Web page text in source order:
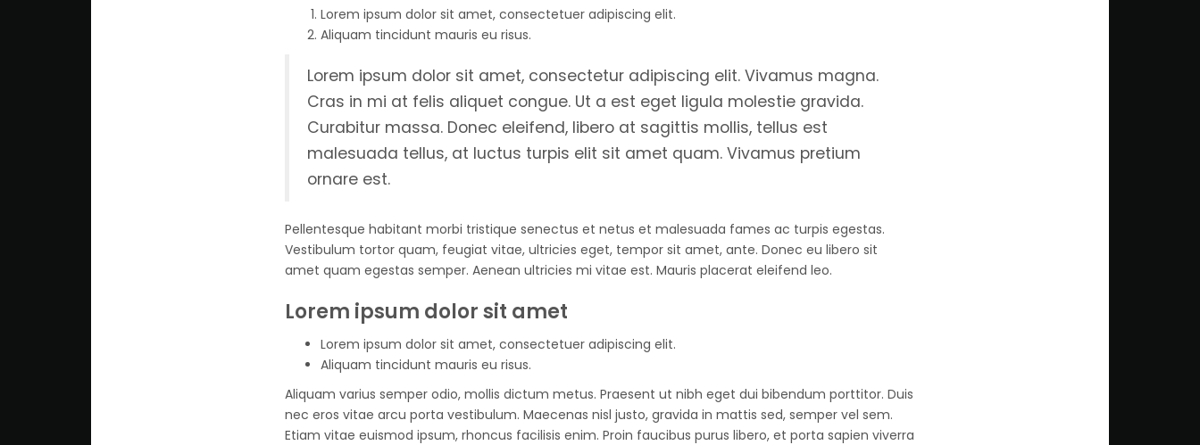
Lorem ipsum dolor sit amet, consectetuer adipiscing elit.
Aliquam tincidunt mauris eu risus.
Lorem ipsum dolor sit amet, consectetur adipiscing elit. Vivamus magna.
Cras in mi at felis aliquet congue. Ut a est eget ligula molestie gravida.
Curabitur massa. Donec eleifend, libero at sagittis mollis, tellus est
malesuada tellus, at luctus turpis elit sit amet quam. Vivamus pretium
ornare est.
Pellentesque habitant morbi tristique senectus et netus et malesuada fames ac turpis egestas.
Vestibulum tortor quam, feugiat vitae, ultricies eget, tempor sit amet, ante. Donec eu libero sit
amet quam egestas semper. Aenean ultricies mi vitae est. Mauris placerat eleifend leo.
Lorem ipsum dolor sit amet
Lorem ipsum dolor sit amet, consectetuer adipiscing elit.
Aliquam tincidunt mauris eu risus.
Aliquam varius semper odio, mollis dictum metus. Praesent ut nibh eget dui bibendum porttitor. Duis
nec eros vitae arcu porta vestibulum. Maecenas nisl justo, gravida in mattis sed, semper vel sem.
Etiam vitae euismod ipsum, rhoncus facilisis enim. Proin faucibus purus libero, et porta sapien viverra